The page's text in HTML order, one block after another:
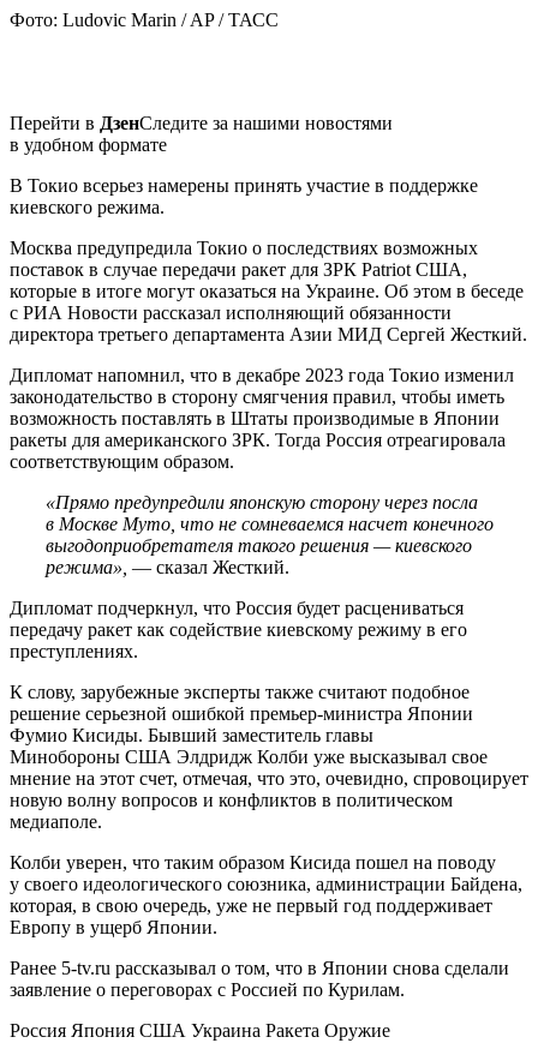
Фото: Ludovic Marin / AP / ТАСС
Перейти в ДзенСледите за нашими новостями
в удобном формате
В Токио всерьез намерены принять участие в поддержке
киевского режима.
Москва предупредила Токио о последствиях возможных
поставок в случае передачи ракет для ЗРК Patriot США,
которые в итоге могут оказаться на Украине. Об этом в беседе
с РИА Новости рассказал исполняющий обязанности
директора третьего департамента Азии МИД Сергей Жесткий.
Дипломат напомнил, что в декабре 2023 года Токио изменил
законодательство в сторону смягчения правил, чтобы иметь
возможность поставлять в Штаты производимые в Японии
ракеты для американского ЗРК. Тогда Россия отреагировала
соответствующим образом.
«Прямо предупредили японскую сторону через посла
в Москве Муто, что не сомневаемся насчет конечного
выгодоприобретателя такого решения — киевского
режима», — сказал Жесткий.
Дипломат подчеркнул, что Россия будет расцениваться
передачу ракет как содействие киевскому режиму в его
преступлениях.
К слову, зарубежные эксперты также считают подобное
решение серьезной ошибкой премьер-министра Японии
Фумио Кисиды. Бывший заместитель главы
Минобороны США Элдридж Колби уже высказывал свое
мнение на этот счет, отмечая, что это, очевидно, спровоцирует
новую волну вопросов и конфликтов в политическом
медиаполе.
Колби уверен, что таким образом Кисида пошел на поводу
у своего идеологического союзника, администрации Байдена,
которая, в свою очередь, уже не первый год поддерживает
Европу в ущерб Японии.
Ранее 5-tv.ru рассказывал о том, что в Японии снова сделали
заявление о переговорах с Россией по Курилам.
Россия Япония США Украина Ракета Оружие